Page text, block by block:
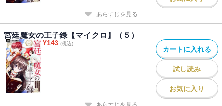
あらすじを見る
宮廷魔女の王子録【マイクロ】（５）
¥143 (税込)
カートに入れる
試し読み
お気に入り
あらすじを見る